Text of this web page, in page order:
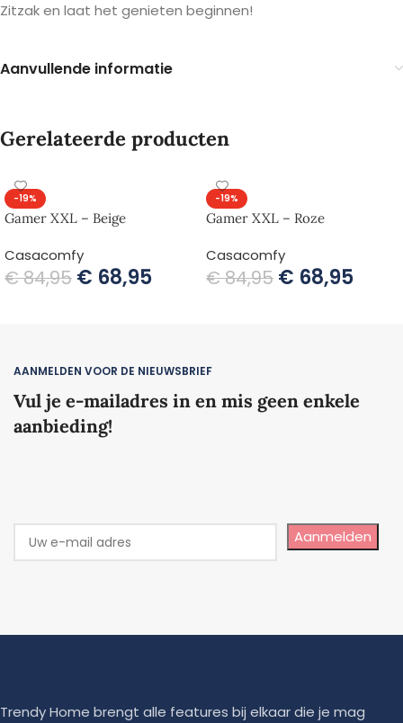
Zitzak en laat het genieten beginnen!
Aanvullende informatie
Gerelateerde producten
-19%
Gamer XXL – Beige
Casacomfy
€84,95 € 68,95
-19%
Gamer XXL – Roze
Casacomfy
€84,95 € 68,95
AANMELDEN VOOR DE NIEUWSBRIEF
Vul je e-mailadres in en mis geen enkele
aanbieding!
Aanmelden
Trendy Home brengt alle features bij elkaar die je mag